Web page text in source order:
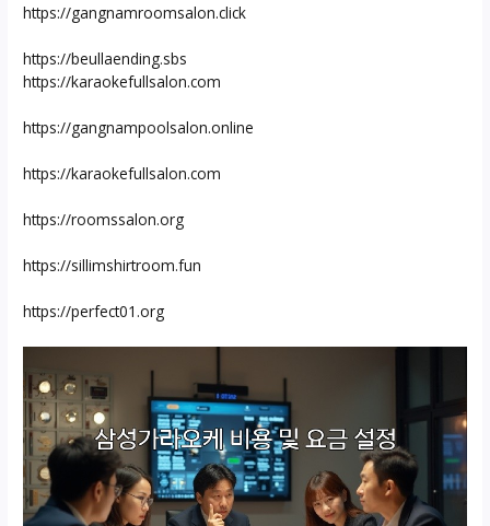
https://gangnamroomsalon.click
https://beullaending.sbs
https://karaokefullsalon.com
https://gangnampoolsalon.online
https://karaokefullsalon.com
https://roomssalon.org
https://sillimshirtroom.fun
https://perfect01.org